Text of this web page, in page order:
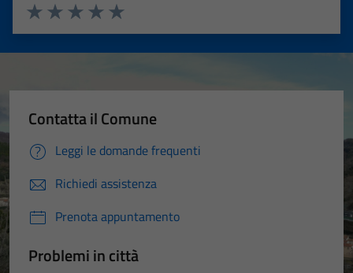
Valuta 5 stelle su 5
Valuta 4 stelle su 5
Valuta 3 stelle su 5
Valuta 2 stelle su 5
Valuta 1 stelle su 5
Contatta il Comune
Leggi le domande frequenti
Richiedi assistenza
Prenota appuntamento
Problemi in città